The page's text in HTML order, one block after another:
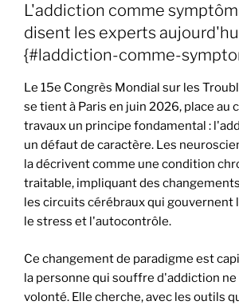
L'addiction comme
disent les experts
{#laddiction-comme-
Le 15e Congrès Mondial sur les
se tient à Paris en juin 2026, place au
travaux un principe fondamental :
un défaut de caractère. Les
la décrivent comme une condition
traitable, impliquant des
les circuits cérébraux qui gouvernent
le stress et l'autocontrôle.
Ce changement de paradigme est
la personne qui souffre d'addiction ne
volonté. Elle cherche, avec les outils